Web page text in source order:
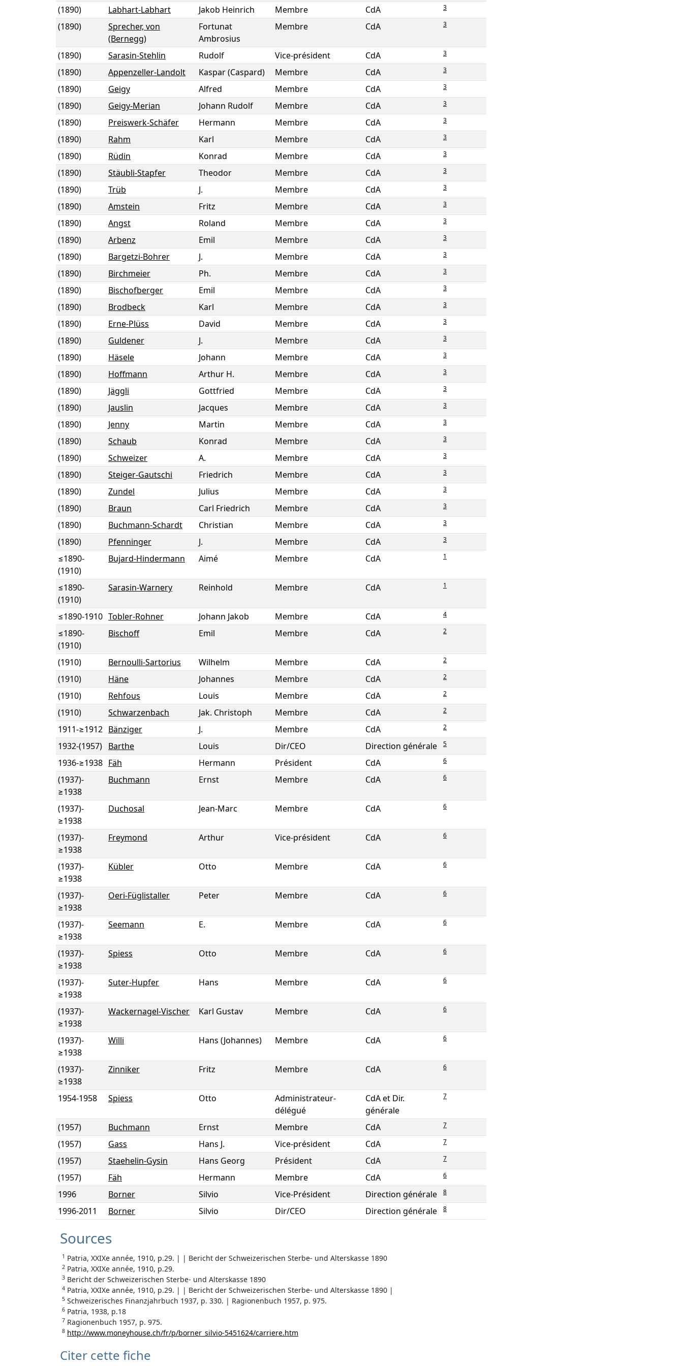
(1890) Labhart-Labhart Jakob Heinrich Membre CdA 3
(1890)
Sprecher, von
(Bernegg)
Fortunat
Ambrosius
Membre CdA 3
(1890) Sarasin-Stehlin Rudolf Vice-président CdA 3
(1890) Appenzeller-Landolt Kaspar (Caspard) Membre CdA 3
(1890) Geigy Alfred Membre CdA 3
(1890) Geigy-Merian Johann Rudolf Membre CdA 3
(1890) Preiswerk-Schäfer Hermann Membre CdA 3
(1890) Rahm Karl Membre CdA 3
(1890) Rüdin Konrad Membre CdA 3
(1890) Stäubli-Stapfer Theodor Membre CdA 3
(1890) Trüb J. Membre CdA 3
(1890) Amstein Fritz Membre CdA 3
(1890) Angst Roland Membre CdA 3
(1890) Arbenz Emil Membre CdA 3
(1890) Bargetzi-Bohrer J. Membre CdA 3
(1890) Birchmeier Ph. Membre CdA 3
(1890) Bischofberger Emil Membre CdA 3
(1890) Brodbeck Karl Membre CdA 3
(1890) Erne-Plüss David Membre CdA 3
(1890) Guldener J. Membre CdA 3
(1890) Häsele Johann Membre CdA 3
(1890) Hoffmann Arthur H. Membre CdA 3
(1890) Jäggli Gottfried Membre CdA 3
(1890) Jauslin Jacques Membre CdA 3
(1890) Jenny Martin Membre CdA 3
(1890) Schaub Konrad Membre CdA 3
(1890) Schweizer A. Membre CdA 3
(1890) Steiger-Gautschi Friedrich Membre CdA 3
(1890) Zundel Julius Membre CdA 3
(1890) Braun Carl Friedrich Membre CdA 3
(1890) Buchmann-Schardt Christian Membre CdA 3
(1890) Pfenninger J. Membre CdA 3
≤1890-
(1910)
Bujard-Hindermann Aimé Membre CdA 1
≤1890-
(1910)
Sarasin-Warnery Reinhold Membre CdA 1
≤1890-1910 Tobler-Rohner Johann Jakob Membre CdA 4
≤1890-
(1910)
Bischoff Emil Membre CdA 2
(1910) Bernoulli-Sartorius Wilhelm Membre CdA 2
(1910) Häne Johannes Membre CdA 2
(1910) Rehfous Louis Membre CdA 2
(1910) Schwarzenbach Jak. Christoph Membre CdA 2
1911-≥1912 Bänziger J. Membre CdA 2
1932-(1957) Barthe Louis Dir/CEO Direction générale 5
1936-≥1938 Fäh Hermann Président CdA 6
(1937)-
≥1938
Buchmann Ernst Membre CdA 6
(1937)-
≥1938
Duchosal Jean-Marc Membre CdA 6
(1937)-
≥1938
Freymond Arthur Vice-président CdA 6
(1937)-
≥1938
Kübler Otto Membre CdA 6
(1937)-
≥1938
Oeri-Füglistaller Peter Membre CdA 6
(1937)-
≥1938
Seemann E. Membre CdA 6
(1937)-
≥1938
Spiess Otto Membre CdA 6
(1937)-
≥1938
Suter-Hupfer Hans Membre CdA 6
(1937)-
≥1938
Wackernagel-Vischer Karl Gustav Membre CdA 6
(1937)-
≥1938
Willi Hans (Johannes) Membre CdA 6
(1937)-
≥1938
Zinniker Fritz Membre CdA 6
1954-1958 Spiess Otto
Administrateur-
délégué
CdA et Dir.
générale
7
(1957) Buchmann Ernst Membre CdA 7
(1957) Gass Hans J. Vice-président CdA 7
(1957) Staehelin-Gysin Hans Georg Président CdA 7
(1957) Fäh Hermann Membre CdA 6
1996 Borner Silvio Vice-Président Direction générale 8
1996-2011 Borner Silvio Dir/CEO Direction générale 8
Sources
1 Patria, XXIXe année, 1910, p.29. | | Bericht der Schweizerischen Sterbe- und Alterskasse 1890
2 Patria, XXIXe année, 1910, p.29.
3 Bericht der Schweizerischen Sterbe- und Alterskasse 1890
4 Patria, XXIXe année, 1910, p.29. | | Bericht der Schweizerischen Sterbe- und Alterskasse 1890 |
5 Schweizerisches Finanzjahrbuch 1937, p. 330. | Ragionenbuch 1957, p. 975.
6 Patria, 1938, p.18
7 Ragionenbuch 1957, p. 975.
8 http://www.moneyhouse.ch/fr/p/borner_silvio-5451624/carriere.htm
Citer cette fiche